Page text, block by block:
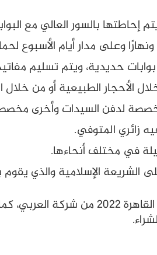
بالسور العالي مع
وعلى مدار أيام الأسبوع
حديدية، ويتم تسليم
الطبيعية أو من خلال
لدفن السيدات وأخرى
زائري المتوفي.
في مختلف أنحاءها.
الإسلامية والذي
في نهاية مقالنا هذا قد تعرفنا على